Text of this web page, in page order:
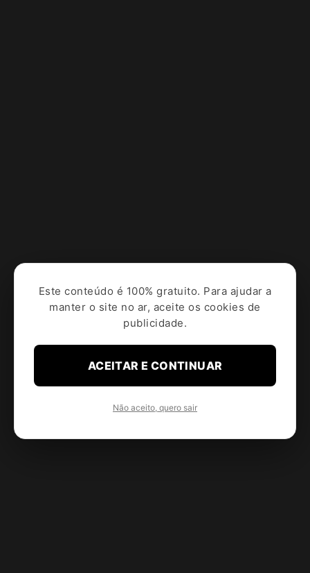
Este conteúdo é 100% gratuito. Para ajudar a
manter o site no ar, aceite os cookies de
publicidade.
ACEITAR E CONTINUAR
Não aceito, quero sair